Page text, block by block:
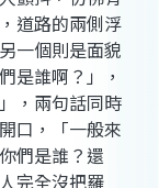
道路的兩側浮
一個則是面貌
是誰啊？」，
，兩句話同時
口，「一般來
們是誰？還
完全沒把羅